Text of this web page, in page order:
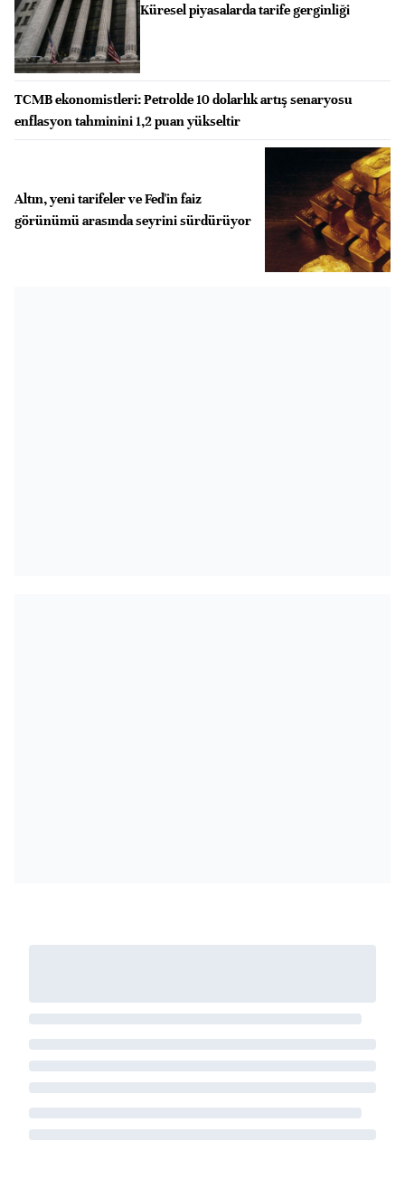
Küresel piyasalarda tarife gerginliği
TCMB ekonomistleri: Petrolde 10 dolarlık artış senaryosu
enflasyon tahminini 1,2 puan yükseltir
Altın, yeni tarifeler ve Fed'in faiz
görünümü arasında seyrini sürdürüyor